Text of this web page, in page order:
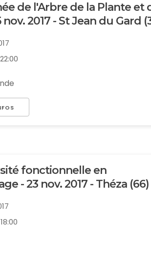
de l'Arbre de la Plante et
nov. 2017 - St Jean du Gard
fonctionnelle en
- 23 nov. 2017 - Théza (66)